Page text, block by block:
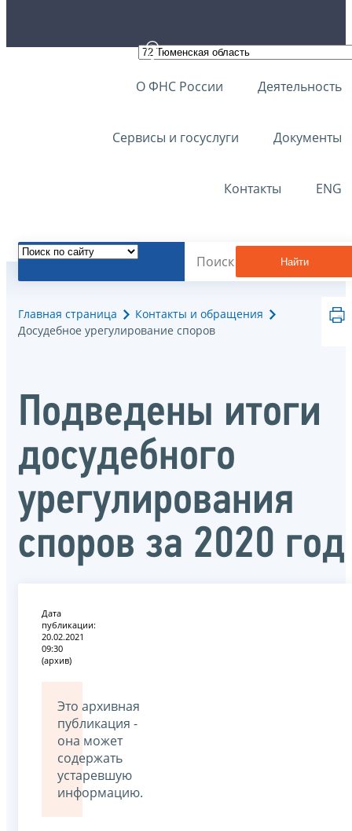
О ФНС России Деятельность
Сервисы и госуслуги Документы
Контакты ENG
Найти
Главная страница
Контакты и обращения
Досудебное урегулирование споров
Подведены итоги
досудебного
урегулирования
споров за 2020 год
Дата
публикации:
20.02.2021
09:30
(архив)
Это архивная
публикация -
она может
содержать
устаревшую
информацию.